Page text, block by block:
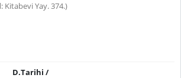
Kitabevi Yay. 374.)
D.Tarihi /